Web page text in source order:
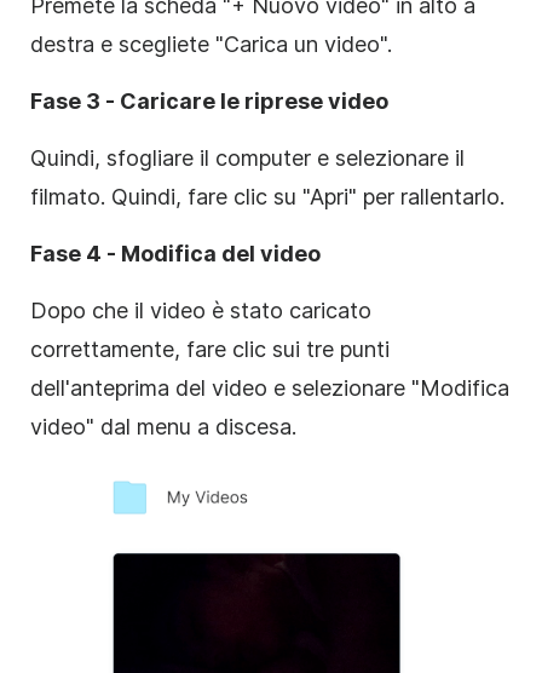
destra e scegliete "Carica un video".
Fase 3 - Caricare le riprese video
Quindi, sfogliare il computer e selezionare il
filmato. Quindi, fare clic su "Apri" per rallentarlo.
Fase 4 - Modifica del video
Dopo che il video è stato caricato
correttamente, fare clic sui tre punti
dell'anteprima del video e selezionare "Modifica
video" dal menu a discesa.